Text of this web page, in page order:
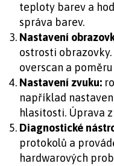
teploty barev a
správa barev.
Nastavení
ostrosti
overscan a
Nastavení zvuku:
například
hlasitosti. Úprava
Diagnostické
protokolů a
hardwarových